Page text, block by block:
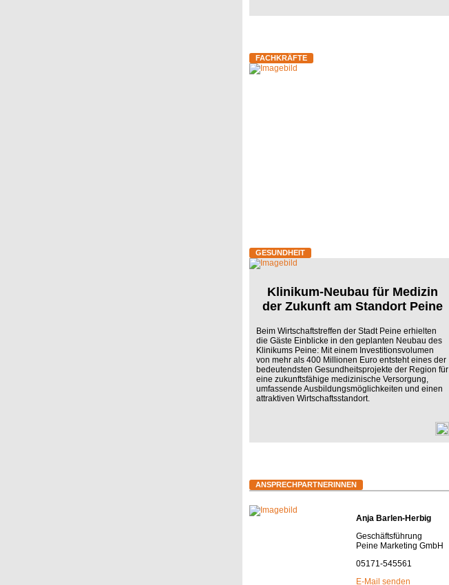
FACHKRÄFTE
GESUNDHEIT
Klinikum-Neubau für Medizin
der Zukunft am Standort Peine
Beim Wirtschaftstreffen der Stadt Peine erhielten
die Gäste Einblicke in den geplanten Neubau des
Klinikums Peine: Mit einem Investitionsvolumen
von mehr als 400 Millionen Euro entsteht eines der
bedeutendsten Gesundheitsprojekte der Region für
eine zukunftsfähige medizinische Versorgung,
umfassende Ausbildungsmöglichkeiten und einen
attraktiven Wirtschaftsstandort.
ANSPRECHPARTNERINNEN
Anja Barlen-Herbig
Geschäftsführung
Peine Marketing GmbH
05171-545561
E-Mail senden